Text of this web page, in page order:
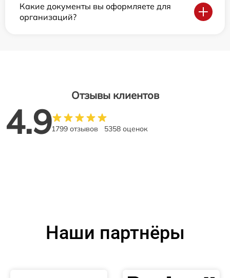
Какие документы вы оформляете для
организаций?
Отзывы клиентов
4.91799 отзывов 5358 оценок
Наши партнёры